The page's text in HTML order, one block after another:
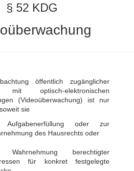
§ 52 KDG
öffentlich zugänglicher
mit optisch-elektronischen
(Videoüberwachung) ist nur
sie
Aufgabenerfüllung oder zur
des Hausrechts oder
Wahrnehmung berechtigter
für konkret festgelegte